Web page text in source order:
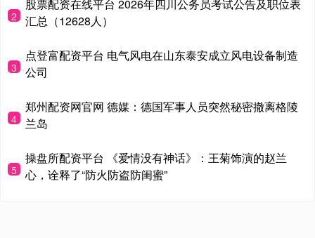
汇总（12628人）
公司
兰岛
心，诠释了“防火防盗防闺蜜”